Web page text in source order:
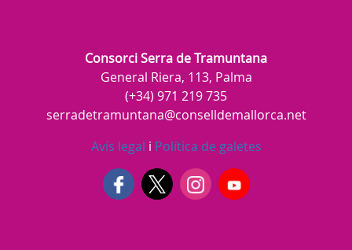
Consorci Serra de Tramuntana
General Riera, 113, Palma
(+34) 971 219 735
serradetramuntana@conselldemallorca.net
Avís legal i Política de galetes